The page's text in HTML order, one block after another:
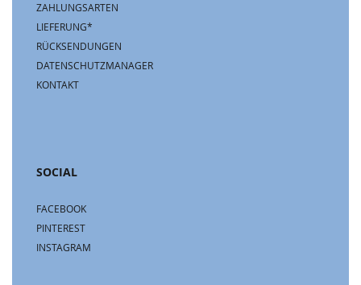
ZAHLUNGSARTEN
LIEFERUNG*
RÜCKSENDUNGEN
DATENSCHUTZMANAGER
KONTAKT
SOCIAL
FACEBOOK
PINTEREST
INSTAGRAM